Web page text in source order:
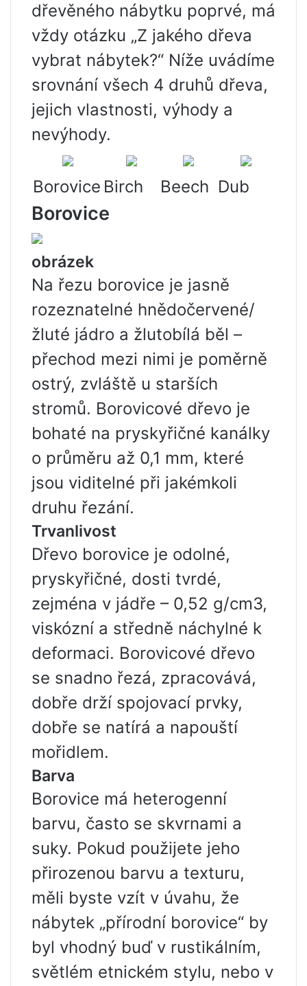
dřevěného nábytku poprvé, má
vždy otázku „Z jakého dřeva
vybrat nábytek?“ Níže uvádíme
srovnání všech 4 druhů dřeva,
jejich vlastnosti, výhody a
nevýhody.
Borovice Birch Beech Dub
Borovice
obrázek
Na řezu borovice je jasně
rozeznatelné hnědočervené/
žluté jádro a žlutobílá běl –
přechod mezi nimi je poměrně
ostrý, zvláště u starších
stromů. Borovicové dřevo je
bohaté na pryskyřičné kanálky
o průměru až 0,1 mm, které
jsou viditelné při jakémkoli
druhu řezání.
Trvanlivost
Dřevo borovice je odolné,
pryskyřičné, dosti tvrdé,
zejména v jádře – 0,52 g/cm3,
viskózní a středně náchylné k
deformaci. Borovicové dřevo
se snadno řezá, zpracovává,
dobře drží spojovací prvky,
dobře se natírá a napouští
mořidlem.
Barva
Borovice má heterogenní
barvu, často se skvrnami a
suky. Pokud použijete jeho
přirozenou barvu a texturu,
měli byste vzít v úvahu, že
nábytek „přírodní borovice“ by
byl vhodný buď v rustikálním,
světlém etnickém stylu, nebo v